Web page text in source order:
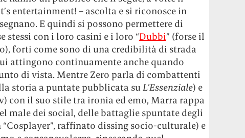
entertainment! – ascolta e si riconosce in
E quindi si possono permettere di
stessi con i loro casini e i loro “Dubbi” (forse il
forti come sono di una credibilità di strada
attingono continuamente anche quando
di vista. Mentre Zero parla di combattenti
storia a puntate pubblicata su L’Essenziale) e
con il suo stile tra ironia ed emo, Marra rappa
male dei social, delle battaglie spuntate degli
raffinato dissing socio-culturale) e